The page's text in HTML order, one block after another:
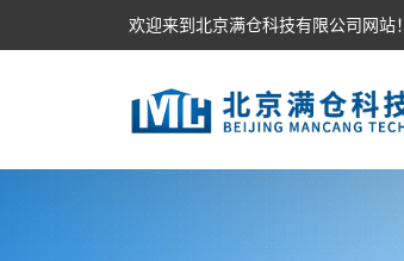
欢迎来到北京满仓科技有限公司网站！